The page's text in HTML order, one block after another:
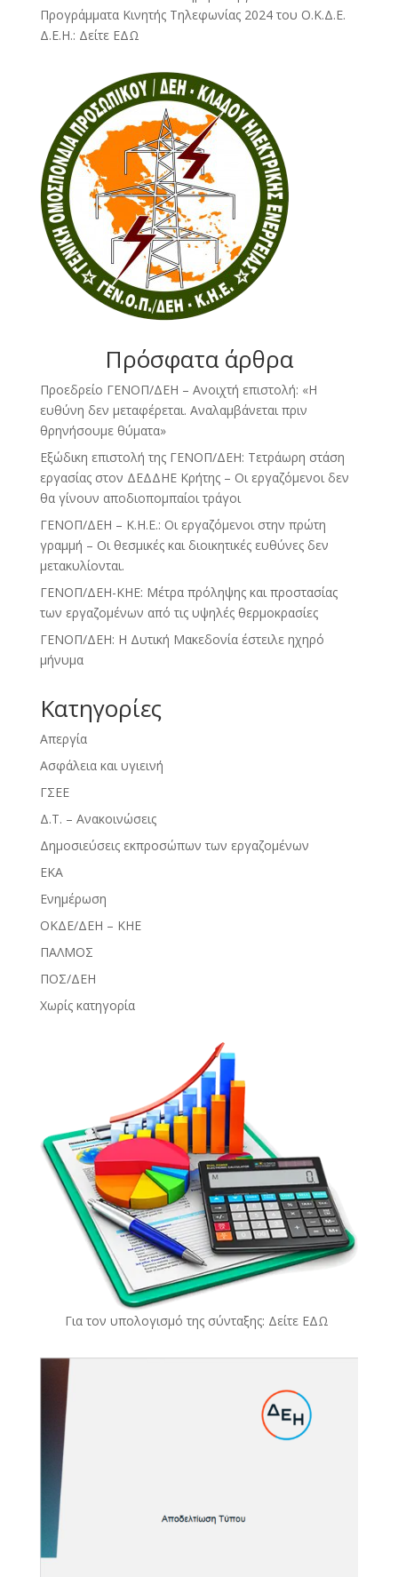
Προγράμματα Κινητής Τηλεφωνίας 2024 του Ο.Κ.Δ.Ε.
Δ.Ε.Η.: Δείτε ΕΔΩ
Πρόσφατα άρθρα
Προεδρείο ΓΕΝΟΠ/ΔΕΗ – Ανοιχτή επιστολή: «Η
ευθύνη δεν μεταφέρεται. Αναλαμβάνεται πριν
θρηνήσουμε θύματα»
Εξώδικη επιστολή της ΓΕΝΟΠ/ΔΕΗ: Τετράωρη στάση
εργασίας στον ΔΕΔΔΗΕ Κρήτης – Οι εργαζόμενοι δεν
θα γίνουν αποδιοπομπαίοι τράγοι
ΓΕΝΟΠ/ΔΕΗ – Κ.Η.Ε.: Οι εργαζόμενοι στην πρώτη
γραμμή – Οι θεσμικές και διοικητικές ευθύνες δεν
μετακυλίονται.
ΓΕΝΟΠ/ΔΕΗ-ΚΗΕ: Μέτρα πρόληψης και προστασίας
των εργαζομένων από τις υψηλές θερμοκρασίες
ΓΕΝΟΠ/ΔΕΗ: Η Δυτική Μακεδονία έστειλε ηχηρό
μήνυμα
Kατηγορίες
Απεργία
Ασφάλεια και υγιεινή
ΓΣΕΕ
Δ.Τ. – Ανακοινώσεις
Δημοσιεύσεις εκπροσώπων των εργαζομένων
ΕΚΑ
Ενημέρωση
ΟΚΔΕ/ΔΕΗ – ΚΗΕ
ΠΑΛΜΟΣ
ΠΟΣ/ΔΕΗ
Χωρίς κατηγορία
Για τον υπολογισμό της σύνταξης: Δείτε ΕΔΩ